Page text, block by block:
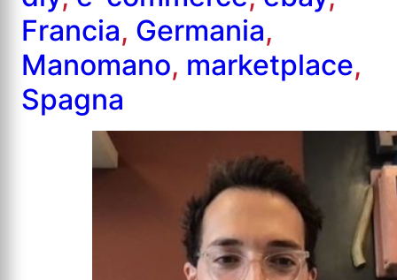
Francia, Germania,
Manomano, marketplace,
Spagna